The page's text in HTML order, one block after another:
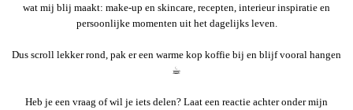
wat mij blij maakt: make-up en skincare, recepten, interieur inspiratie en
persoonlijke momenten uit het dagelijks leven.
Dus scroll lekker rond, pak er een warme kop koffie bij en blijf vooral hangen
☕︎
Heb je een vraag of wil je iets delen? Laat een reactie achter onder mijn